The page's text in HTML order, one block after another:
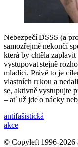
Nebezpečí DSSS (a
samozřejmě nekončí
která by chtěla
vystupovat stejně
mladíci. Právě to je
vlastních rukou a
se, aktivně vystupujte
– ať už jde o nácky
anti­fašistická
akce
© Copyleft 1996-2026